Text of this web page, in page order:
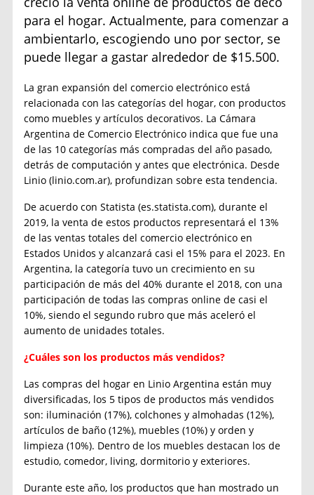
para el hogar. Actualmente, para comenzar a
ambientarlo, escogiendo uno por sector, se
puede llegar a gastar alrededor de $15.500.
La gran expansión del comercio electrónico está
relacionada con las categorías del hogar, con productos
como muebles y artículos decorativos. La Cámara
Argentina de Comercio Electrónico indica que fue una
de las 10 categorías más compradas del año pasado,
detrás de computación y antes que electrónica. Desde
Linio (linio.com.ar), profundizan sobre esta tendencia.
De acuerdo con Statista (es.statista.com), durante el
2019, la venta de estos productos representará el 13%
de las ventas totales del comercio electrónico en
Estados Unidos y alcanzará casi el 15% para el 2023. En
Argentina, la categoría tuvo un crecimiento en su
participación de más del 40% durante el 2018, con una
participación de todas las compras online de casi el
10%, siendo el segundo rubro que más aceleró el
aumento de unidades totales.
¿Cuáles son los productos más vendidos?
Las compras del hogar en Linio Argentina están muy
diversificadas, los 5 tipos de productos más vendidos
son: iluminación (17%), colchones y almohadas (12%),
artículos de baño (12%), muebles (10%) y orden y
limpieza (10%). Dentro de los muebles destacan los de
estudio, comedor, living, dormitorio y exteriores.
Durante este año, los productos que han mostrado un